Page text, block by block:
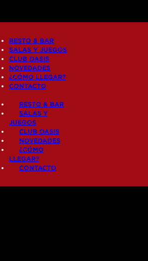
RESTO & BAR
SALAS Y JUEGOS
CLUB OASIS
NOVEDADES
¿CÓMO LLEGAR?
CONTACTO
RESTO & BAR
SALAS Y
JUEGOS
CLUB OASIS
NOVEDADES
¿CÓMO
LLEGAR?
CONTACTO